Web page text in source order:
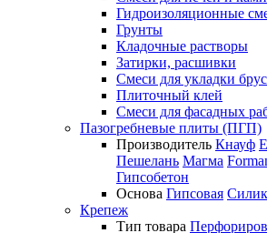
Гидроизоляционные
Грунты
Кладочные растворы
Затирки, расшивки
Смеси для укладки
Плиточный клей
Смеси для фасадных
Пазогребневые плиты (ПГП)
Производитель Кнауф
Пешелань Магма
Гипсобетон
Основа Гипсовая
Крепеж
Тип товара